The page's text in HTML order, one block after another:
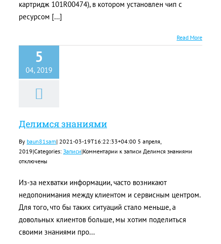
картридж 101R00474), в котором установлен чип с
ресурсом [...]
Read More
5
04, 2019
Делимся знаниями
By baun81sam| 2021-03-19T16:22:33+04:00 5 апреля,
2019|Categories: Записи|Комментарии к записи Делимся знаниями
отключены
Из-за нехватки информации, часто возникают
недопонимания между клиентом и сервисным центром.
Для того, что бы таких ситуаций стало меньше, а
довольных клиентов больше, мы хотим поделиться
своими знаниями про...